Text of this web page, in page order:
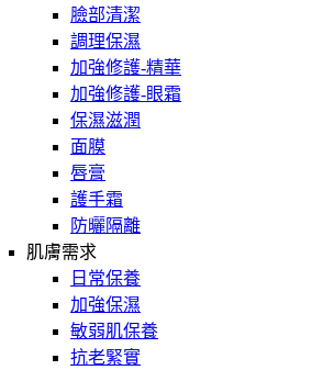
臉部清潔
調理保濕
加強修護-精華
加強修護-眼霜
保濕滋潤
面膜
唇膏
護手霜
防曬隔離
肌膚需求
日常保養
加強保濕
敏弱肌保養
抗老緊實